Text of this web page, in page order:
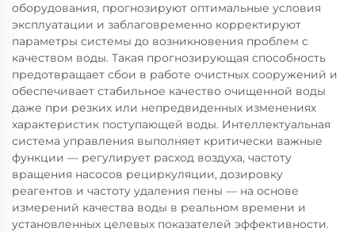
оборудования, прогнозируют оптимальные условия
эксплуатации и заблаговременно корректируют
параметры системы до возникновения проблем с
качеством воды. Такая прогнозирующая способность
предотвращает сбои в работе очистных сооружений и
обеспечивает стабильное качество очищенной воды
даже при резких или непредвиденных изменениях
характеристик поступающей воды. Интеллектуальная
система управления выполняет критически важные
функции — регулирует расход воздуха, частоту
вращения насосов рециркуляции, дозировку
реагентов и частоту удаления пены — на основе
измерений качества воды в реальном времени и
установленных целевых показателей эффективности.